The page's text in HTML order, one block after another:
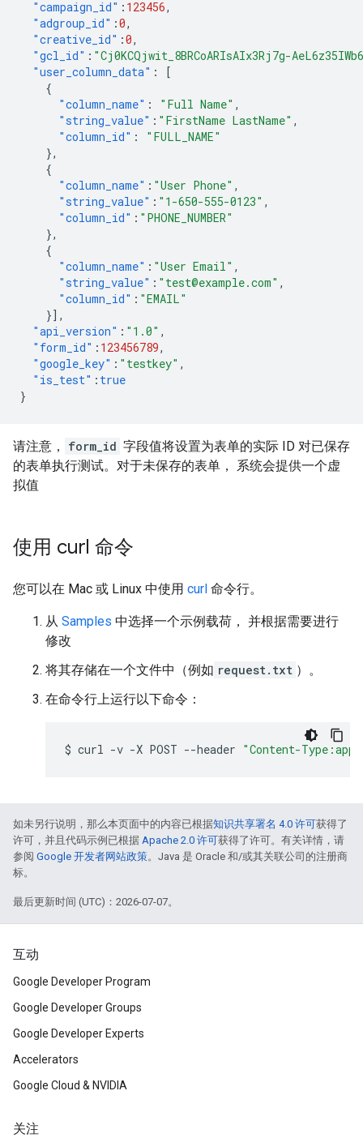
"campaign_id" : 123456,
"adgroup_id" :0,
"creative_id" :0,
"gcl_id" : "Cj0KCQjwit_8BRCoARIsAIx3Rj7g-
"user_column_data" :
[
{
"column_name" : "Full Name" ,
"string_value" : "FirstName LastName" ,
"column_id" :
"FULL_NAME"
},
{
"column_name" : "User Phone" ,
"string_value" : "1-650-555-0123" ,
"column_id" : "PHONE_NUMBER"
},
{
"column_name" : "User Email" ,
"string_value" : "test@example.com" ,
"column_id" : "EMAIL"
}],
"api_version" : "1.0" ,
"form_id" : 123456789,
"google_key" : "testkey" ,
"is_test" : true
}
请注意， form_id 字段值将设置为表单的实际 ID 对已保存
的表单执行测试。对于未保存的表单， 系统会提供一个虚
拟值
使用 curl 命令
您可以在 Mac 或 Linux 中使用 curl 命令行。
从 Samples 中选择一个示例载荷， 并根据需要进行
修改
将其存储在一个文件中（例如 request.txt ）。
在命令行上运行以下命令：
$ curl -v -X POST --header "Content-
如未另行说明，那么本页面中的内容已根据知识共享署名 4.0 许可获得了
许可，并且代码示例已根据 Apache 2.0 许可获得了许可。有关详情，请
参阅 Google 开发者网站政策。Java 是 Oracle 和/或其关联公司的注册商
标。
最后更新时间 (UTC)：2026-07-07。
互动
Google Developer Program
Google Developer Groups
Google Developer Experts
Accelerators
Google Cloud & NVIDIA
关注